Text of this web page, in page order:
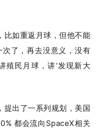
比如重返月球，但他不能
了，再去没意义，没有
殖民月球，讲‘发现新大
提出了一系列规划，美国
都会流向SpaceX相关